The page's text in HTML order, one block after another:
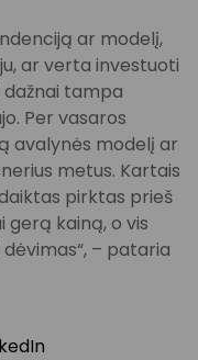
ar modelį,
ar verta investuoti
tampa
Per vasaros
avalynės modelį ar
metus. Kartais
pirktas prieš
gerą kainą, o vis
– pataria